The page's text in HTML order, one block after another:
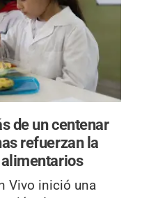
de un centenar
refuerzan la
Vivo inició una